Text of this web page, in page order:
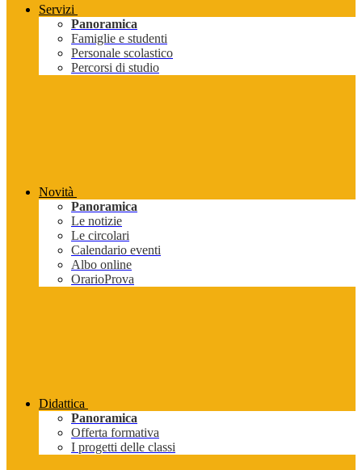
Servizi
Panoramica
Famiglie e studenti
Personale scolastico
Percorsi di studio
Novità
Panoramica
Le notizie
Le circolari
Calendario eventi
Albo online
OrarioProva
Didattica
Panoramica
Offerta formativa
I progetti delle classi